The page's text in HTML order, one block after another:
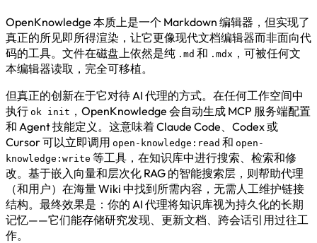
OpenKnowledge 本质上是一个 Markdown 编辑器，但实现了
真正的所见即所得渲染，让它更像现代文档编辑器而非面向代
码的工具。文件在磁盘上依然是纯 .md 和 .mdx ，可被任何文
本编辑器读取，完全可移植。
但真正的创新在于它对待 AI 代理的方式。在任何工作空间中
执行 ok init ，OpenKnowledge 会自动生成 MCP 服务端配置
和 Agent 技能定义。这意味着 Claude Code、Codex 或
Cursor 可以立即调用 open-knowledge:read 和 open-
knowledge:write 等工具，在知识库中进行搜索、检索和修
改。基于嵌入向量和层次化 RAG 的智能搜索层，则帮助代理
（和用户）在海量 Wiki 中找到所需内容，无需人工维护链接
结构。最终效果是：你的 AI 代理将知识库视为持久化的长期
记忆——它们能存储研究发现、更新文档、跨会话引用过往工
作。